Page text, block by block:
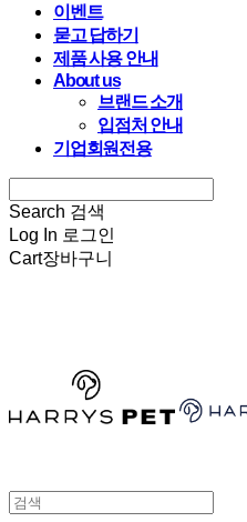
이벤트
묻고 답하기
제품 사용 안내
About us
브랜드 소개
입점처 안내
기업회원전용
Search 검색
Log In 로그인
Cart장바구니